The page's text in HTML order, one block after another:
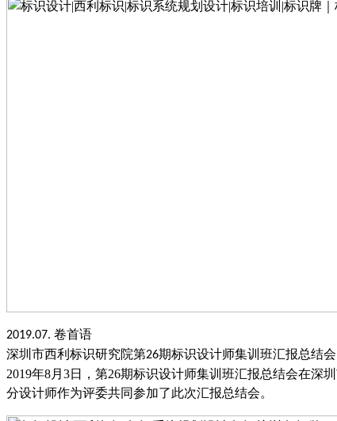
2019.07. 卷首语
深圳市西利标识研究院第26期标识设计师集训班汇报总结
2019年8月3日，第26期标识设计师集训班汇报总结会在
分设计师作为评委共同参加了此次汇报总结会。